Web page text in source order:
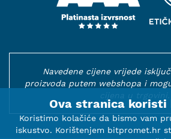
Navedene cijene vrijede
proizvoda putem webshopa i
Ova stranica koristi
Koristimo kolačiće da bismo vam
iskustvo. Korištenjem bitpromet.hr